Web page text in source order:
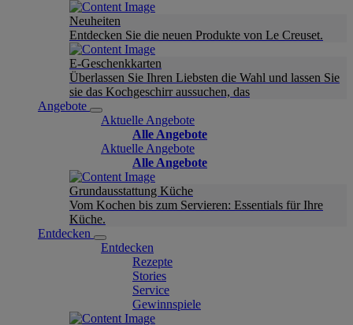
Neuheiten
Entdecken Sie die neuen Produkte von Le Creuset.
E-Geschenkkarten
Überlassen Sie Ihren Liebsten die Wahl und lassen Sie
sie das Kochgeschirr aussuchen, das
Angebote
Aktuelle Angebote
Alle Angebote
Aktuelle Angebote
Alle Angebote
Grundausstattung Küche
Vom Kochen bis zum Servieren: Essentials für Ihre
Küche.
Entdecken
Entdecken
Rezepte
Stories
Service
Gewinnspiele